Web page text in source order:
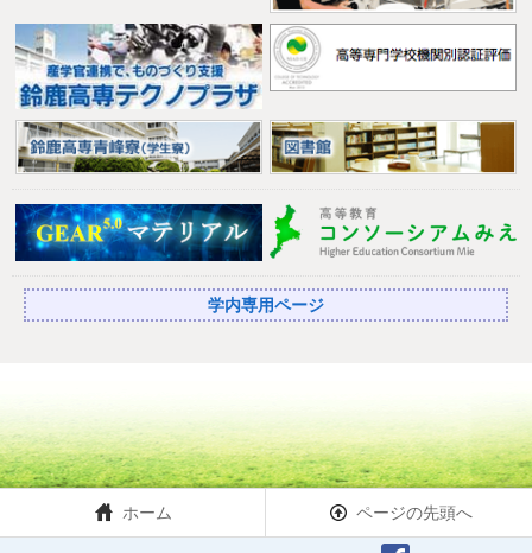
学内専用ページ
ホーム ページの先頭へ